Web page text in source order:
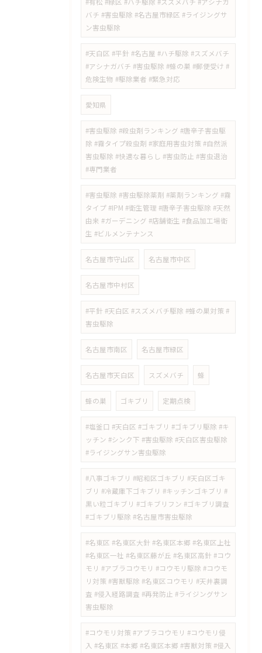
#有松 #緑区 #ハチ駆除 #スズメバチ #アシナガ
バチ #害虫駆除 #名古屋市緑区 #ライジングサ
ン害虫駆除
#天白区 #平針 #名古屋 #ハチ駆除 #スズメバチ
#アシナガバチ #害虫駆除 #蜂の巣 #郵便受け #
危険生物 #駆除業者 #緊急対応
愛知県
#害虫駆除 #殺虫剤ランキング #唐辛子害虫駆
除 #霧タイプ殺虫剤 #家庭用害虫対策 #自然派
害虫駆除 #快適な暮らし #害虫防止 #害虫退治
#専門業者
#害虫駆除 #害虫駆除薬剤 #薬剤ランキング #霧
タイプ #IPM #衛生管理 #唐辛子害虫駆除 #天然
由来 #ガーデニング #店舗衛生 #食品加工場衛
生 #ビルメンテナンス
名古屋市守山区 名古屋市中区
名古屋市中村区
#平針 #天白区 #スズメバチ駆除 #蜂の巣対策 #
害虫駆除
名古屋市南区 名古屋市緑区
名古屋市天白区 スズメバチ 蜂
蜂の巣 ゴキブリ 定期点検
#塩釜口 #天白区 #ゴキブリ #ゴキブリ駆除 #キ
ッチン #シンク下 #害虫駆除 #天白区害虫駆除
#ライジングサン害虫駆除
#八事ゴキブリ #昭和区ゴキブリ #天白区ゴキ
ブリ #冷蔵庫下ゴキブリ #キッチンゴキブリ #
黒い粒ゴキブリ #ゴキブリフン #ゴキブリ調査
#ゴキブリ駆除 #名古屋市害虫駆除
#名東区 #名東区大針 #名東区本郷 #名東区上社
#名東区一社 #名東区藤が丘 #名東区高針 #コウ
モリ #アブラコウモリ #コウモリ駆除 #コウモ
リ対策 #害獣駆除 #名東区コウモリ #天井裏調
査 #侵入経路調査 #再発防止 #ライジングサン
害虫駆除
#コウモリ対策 #アブラコウモリ #コウモリ侵
入 #名東区 #本郷 #名東区本郷 #害獣対策 #侵入